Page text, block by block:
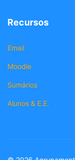
Recursos
Email
Moodle
Sumários
Alunos & E.E.